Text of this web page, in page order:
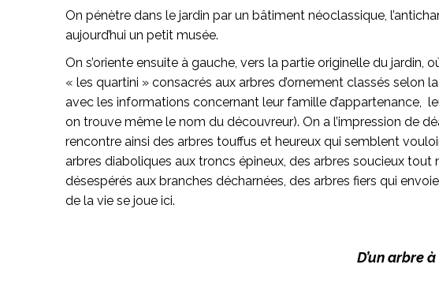
On pénètre dans le jardin par un bâtiment néoclassique,
aujourd’hui un petit musée.
On s’oriente ensuite à gauche, vers la partie originelle du jardin,
« les quartini » consacrés aux arbres d’ornement classés selon
avec les informations concernant leur famille d’appartenance,
on trouve même le nom du découvreur). On a l’impression de
rencontre ainsi des arbres touffus et heureux qui semblent
arbres diaboliques aux troncs épineux, des arbres soucieux
désespérés aux branches décharnées, des arbres fiers qui
de la vie se joue ici.
D’un arbre